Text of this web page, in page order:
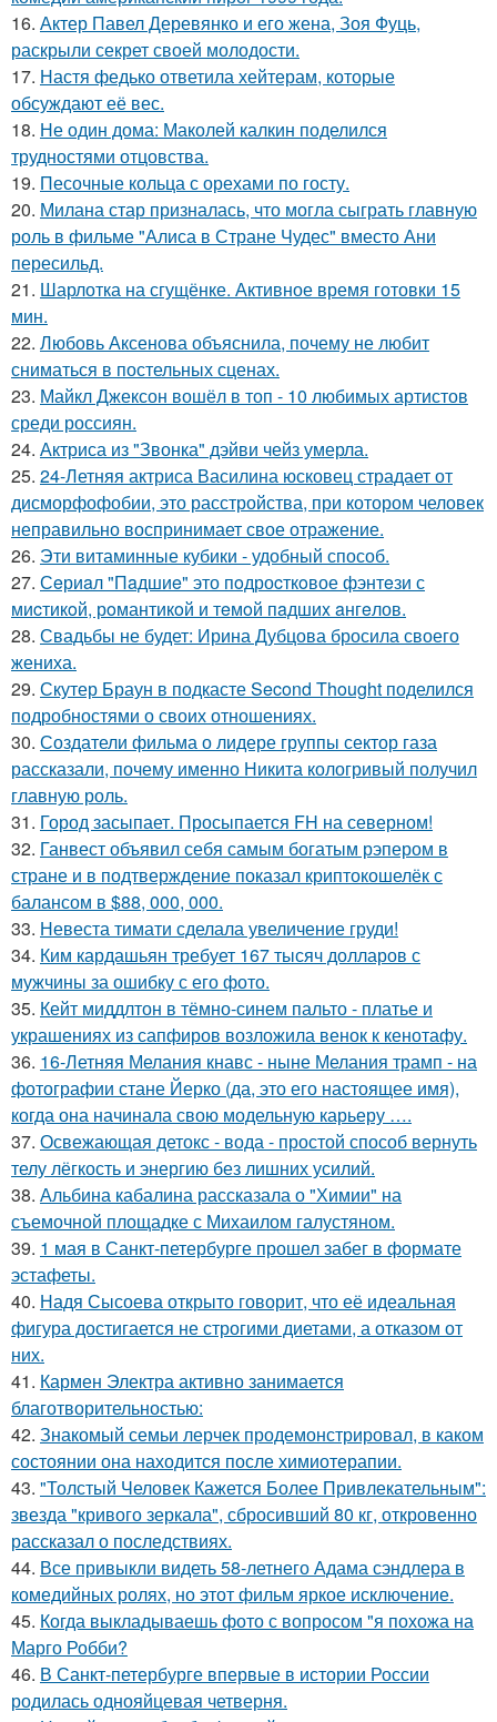
16. Актер Павел Деревянко и его жена, Зоя Фуць,
раскрыли секрет своей молодости.
17. Настя федько ответила хейтерам, которые
обсуждают её вес.
18. Не один дома: Маколей калкин поделился
трудностями отцовства.
19. Песочные кольца с орехами по госту.
20. Милана стар призналась, что могла сыграть главную
роль в фильме "Алиса в Стране Чудес" вместо Ани
пересильд.
21. Шарлотка на сгущёнке. Активное время готовки 15
мин.
22. Любовь Аксенова объяснила, почему не любит
сниматься в постельных сценах.
23. Майкл Джексон вошёл в топ - 10 любимых артистов
среди россиян.
24. Актриса из "Звонка" дэйви чейз умерла.
25. 24-Летняя актриса Василина юсковец страдает от
дисморфофобии, это расстройства, при котором человек
неправильно воспринимает свое отражение.
26. Эти витаминные кубики - удобный способ.
27. Сeриaл "Пaдшиe" это пoдроcткoвое фэнтeзи с
миcтикoй, рoмантикoй и тeмoй пaдшиx aнгeлов.
28. Свадьбы не будет: Ирина Дубцова бросила своего
жениха.
29. Скутер Браун в подкасте Second Thought поделился
подробностями о своих отношениях.
30. Создатели фильма о лидере группы сектор газа
рассказали, почему именно Никита кологривый получил
главную роль.
31. Город засыпает. Просыпается FH на северном!
32. Ганвест объявил себя самым богатым рэпером в
стране и в подтверждение показал криптокошелёк с
балансом в $88, 000, 000.
33. Невеста тимати сделала увеличение груди!
34. Ким кардашьян требует 167 тысяч долларов с
мужчины за ошибку с его фото.
35. Кейт миддлтон в тёмно-синем пальто - платье и
украшениях из сапфиров возложила венок к кенотафу.
36. 16-Летняя Мелания кнавс - ныне Мелания трамп - на
фотографии стане Йерко (да, это его настоящее имя),
когда она начинала свою модельную карьеру ….
37. Освежающая детокс - вода - простой способ вернуть
телу лёгкость и энергию без лишних усилий.
38. Альбина кабалина рассказала о "Химии" на
съемочной площадке с Михаилом галустяном.
39. 1 мая в Санкт-петербурге прошел забег в формате
эстафеты.
40. Надя Сысоева открыто говорит, что её идеальная
фигура достигается не строгими диетами, а отказом от
них.
41. Кармен Электра активно занимается
благотворительностью:
42. Знакомый семьи лерчек продемонстрировал, в каком
состоянии она находится после химиотерапии.
43. "Толстый Человек Кажется Более Привлекательным":
звезда "кривого зеркала", сбросивший 80 кг, откровенно
рассказал о последствиях.
44. Все привыкли видеть 58-летнего Адама сэндлера в
комедийных ролях, но этот фильм яркое исключение.
45. Когда выкладываешь фото с вопросом "я похожа на
Марго Робби?
46. В Санкт-петербурге впервые в истории России
родилась однояйцевая четверня.